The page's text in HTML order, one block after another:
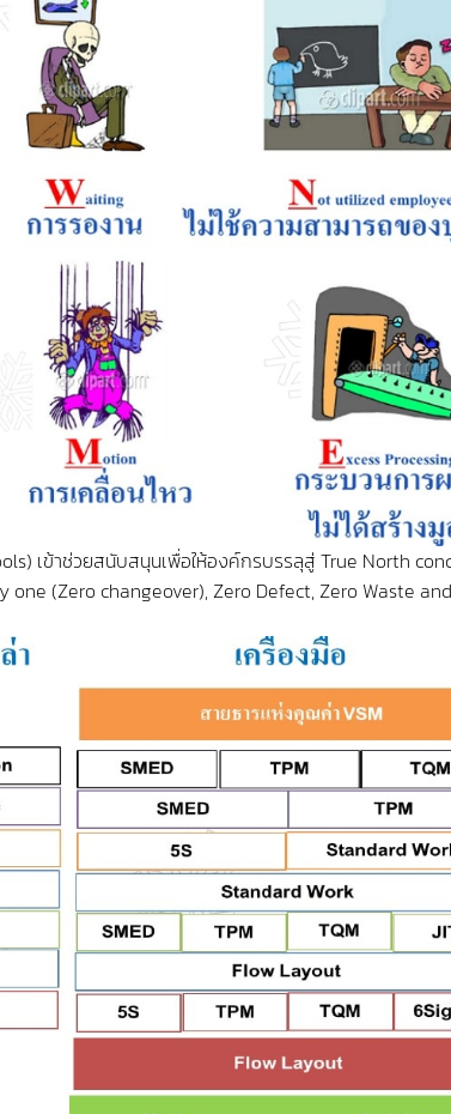
เข้าช่วยสนับสนุนเพื่อให้องค์กรบรรลุสู่ True North
(Zero changeover), Zero Defect, Zero Waste